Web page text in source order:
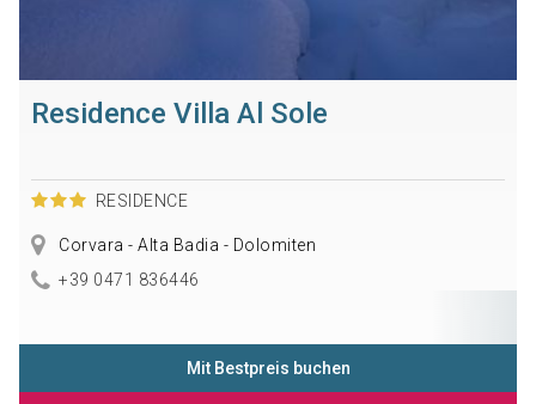
Residence Villa Al Sole
RESIDENCE
Corvara - Alta Badia - Dolomiten
+39 0471 836446
Mit Bestpreis buchen